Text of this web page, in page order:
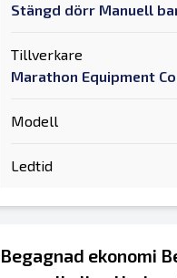
Stängd dörr Manuell
Tillverkare
Marathon Equipment
Modell
Ledtid
Begagnad ekonomi